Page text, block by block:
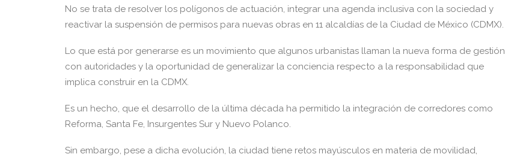
No se trata de resolver los polígonos de actuación, integrar una agenda inclusiva con la sociedad y
reactivar la suspensión de permisos para nuevas obras en 11 alcaldías de la Ciudad de México (CDMX).
Lo que está por generarse es un movimiento que algunos urbanistas llaman la nueva forma de gestión
con autoridades y la oportunidad de generalizar la conciencia respecto a la responsabilidad que
implica construir en la CDMX.
Es un hecho, que el desarrollo de la última década ha permitido la integración de corredores como
Reforma, Santa Fe, Insurgentes Sur y Nuevo Polanco.
Sin embargo, pese a dicha evolución, la ciudad tiene retos mayúsculos en materia de movilidad,